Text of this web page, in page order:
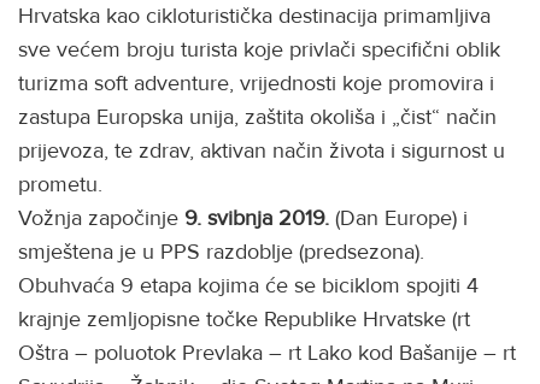
Hrvatska kao cikloturistička destinacija primamljiva
sve većem broju turista koje privlači specifični oblik
turizma soft adventure, vrijednosti koje promovira i
zastupa Europska unija, zaštita okoliša i „čist“ način
prijevoza, te zdrav, aktivan način života i sigurnost u
prometu.
Vožnja započinje 9. svibnja 2019. (Dan Europe) i
smještena je u PPS razdoblje (predsezona).
Obuhvaća 9 etapa kojima će se biciklom spojiti 4
krajnje zemljopisne točke Republike Hrvatske (rt
Oštra – poluotok Prevlaka – rt Lako kod Bašanije – rt